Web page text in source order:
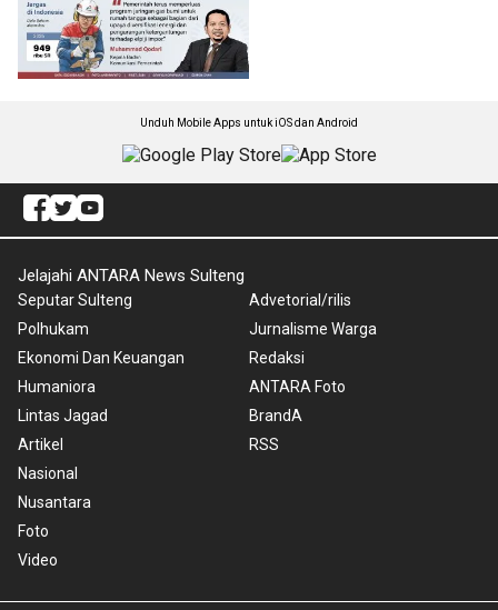
Unduh Mobile Apps untuk iOS dan Android
Jelajahi ANTARA News Sulteng
Seputar Sulteng
Polhukam
Ekonomi Dan Keuangan
Humaniora
Lintas Jagad
Artikel
Nasional
Nusantara
Foto
Video
Advetorial/rilis
Jurnalisme Warga
Redaksi
ANTARA Foto
BrandA
RSS